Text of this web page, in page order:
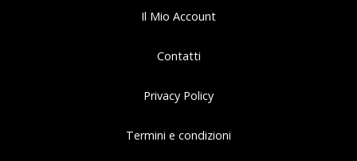
Il Mio Account
Contatti
Privacy Policy
Termini e condizioni